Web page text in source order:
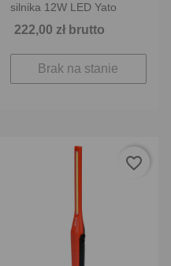
silnika 12W LED Yato
222,00 zł brutto
Brak na stanie
favorite_border